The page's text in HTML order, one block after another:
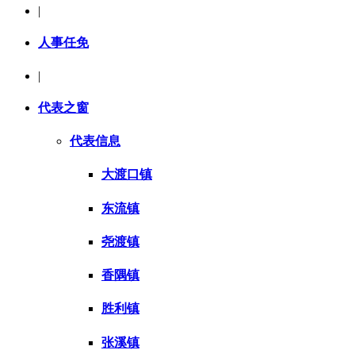
|
人事任免
|
代表之窗
代表信息
大渡口镇
东流镇
尧渡镇
香隅镇
胜利镇
张溪镇